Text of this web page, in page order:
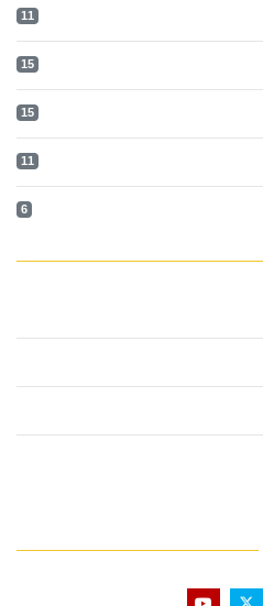
11
15
15
11
6